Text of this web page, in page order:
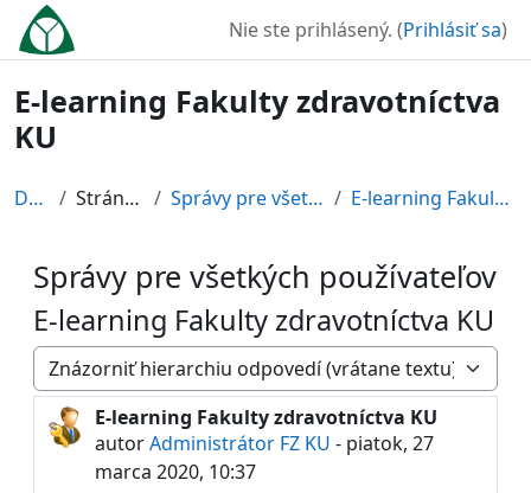
Preskočiť na hlavný obsah
Nie ste prihlásený. (Prihlásiť sa)
E-learning Fakulty zdravotníctva
KU
Domov Stránky portálu Správy pre všetkých používateľov E-learning Fakulty zdravotníctva KU
Správy pre všetkých používateľov
E-learning Fakulty zdravotníctva KU
Mód zobrazenia
E-learning Fakulty zdravotníctva KU
autorAdministrátor FZ KU - piatok, 27
marca 2020, 10:37
Počet odpovedí: 0